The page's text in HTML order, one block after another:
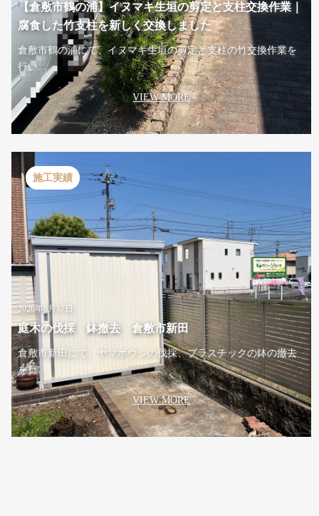
【倉敷市鶴の浦】イヌマキ生垣の剪定と支柱交換作業｜
腐食した竹支柱を新しく交換しました
倉敷市鶴の浦にて、イヌマキ生垣の剪定と支柱の竹交換作業を
行い...
VIEW MORE
施工実績
2026年6月17日
庭木の伐採 鉢撤去 倉敷市新田
倉敷市新田にて、ヤマボウシの伐採、プラスチックの鉢の撤去
を行...
VIEW MORE